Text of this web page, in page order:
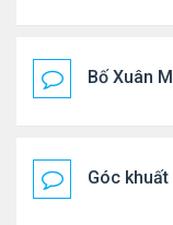
Bố Xuân
Góc khuất